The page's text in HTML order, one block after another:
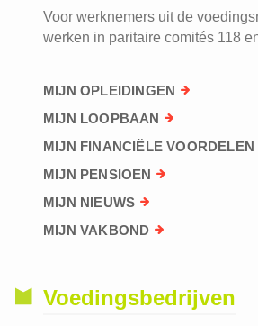
Voor werknemers uit de
werken in paritaire comités 118
MIJN OPLEIDINGEN
MIJN LOOPBAAN
MIJN FINANCIËLE VOORDELEN
MIJN PENSIOEN
MIJN NIEUWS
MIJN VAKBOND
Voedingsbedrijven